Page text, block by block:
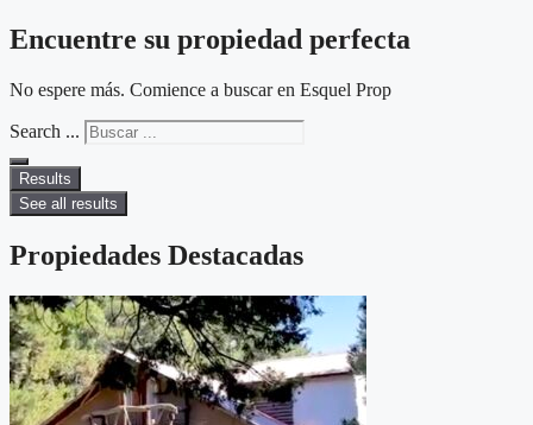
Encuentre su propiedad perfecta
No espere más. Comience a buscar en Esquel Prop
Search ...
Results
See all results
Propiedades Destacadas